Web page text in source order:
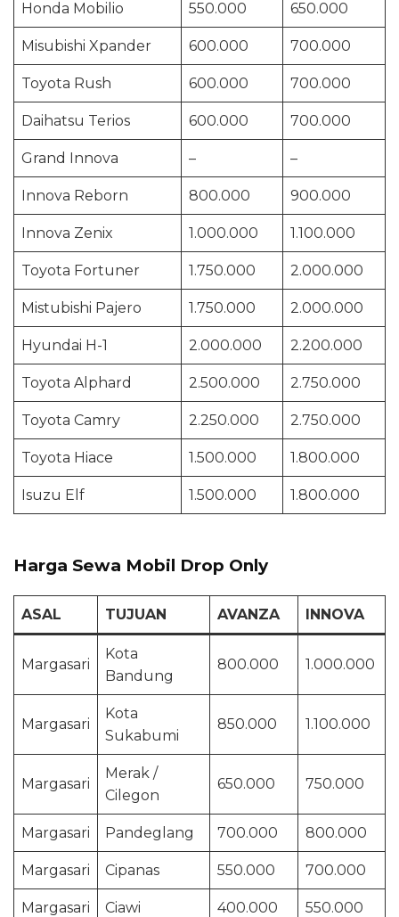
Honda Mobilio 550.000 650.000
Misubishi Xpander 600.000 700.000
Toyota Rush 600.000 700.000
Daihatsu Terios 600.000 700.000
Grand Innova – –
Innova Reborn 800.000 900.000
Innova Zenix 1.000.000 1.100.000
Toyota Fortuner 1.750.000 2.000.000
Mistubishi Pajero 1.750.000 2.000.000
Hyundai H-1 2.000.000 2.200.000
Toyota Alphard 2.500.000 2.750.000
Toyota Camry 2.250.000 2.750.000
Toyota Hiace 1.500.000 1.800.000
Isuzu Elf 1.500.000 1.800.000
Harga Sewa Mobil Drop Only
ASAL TUJUAN AVANZA INNOVA
Margasari
Kota
Bandung
800.000 1.000.000
Margasari
Kota
Sukabumi
850.000 1.100.000
Margasari
Merak /
Cilegon
650.000 750.000
Margasari Pandeglang 700.000 800.000
Margasari Cipanas 550.000 700.000
Margasari Ciawi 400.000 550.000